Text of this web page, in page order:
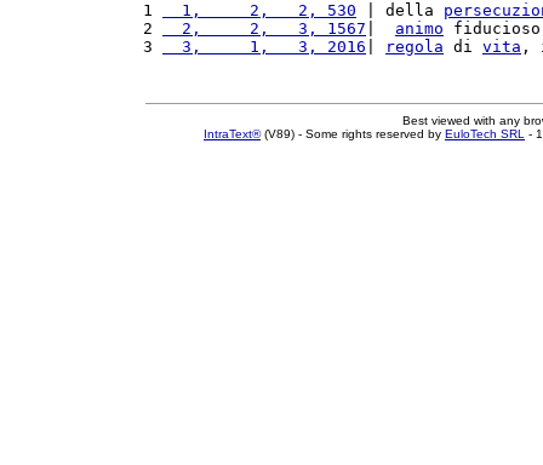
1
  1,     2,   2, 530
| della
2
  2,     2,   3, 1567
animo
3
  3,     1,   3, 2016
regola di vita ,
Best viewed with any
IntraText®(V89) - Some rights reserved by EuloTech SRL -